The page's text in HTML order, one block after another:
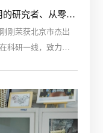
走近北京市杰青梁晓龙：跨学科应用的研究者、从零到一的实验室带头人、后来人的传道授业者
刚荣获北京市杰出
科研一线，致力于